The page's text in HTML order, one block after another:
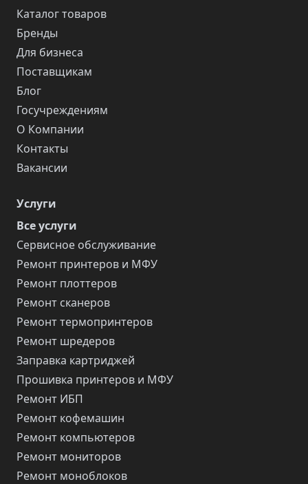
Каталог товаров
Бренды
Для бизнеса
Поставщикам
Блог
Госучреждениям
О Компании
Контакты
Вакансии
Услуги
Все услуги
Сервисное обслуживание
Ремонт принтеров и МФУ
Ремонт плоттеров
Ремонт сканеров
Ремонт термопринтеров
Ремонт шредеров
Заправка картриджей
Прошивка принтеров и МФУ
Ремонт ИБП
Ремонт кофемашин
Ремонт компьютеров
Ремонт мониторов
Ремонт моноблоков